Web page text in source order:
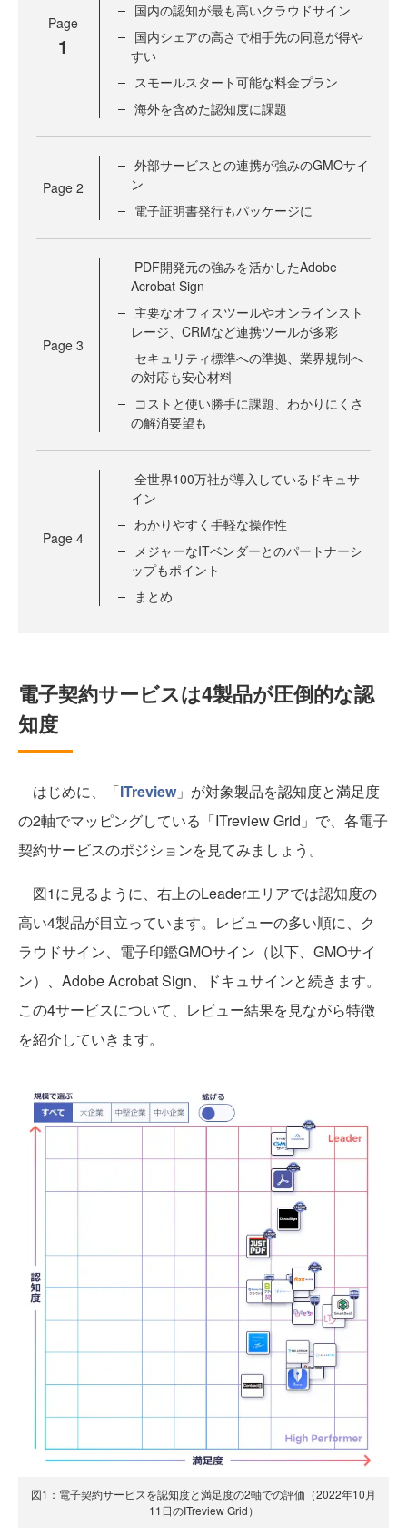
Page
1
国内の認知が最も高いクラウドサイン
国内シェアの高さで相手先の同意が得や
すい
スモールスタート可能な料金プラン
海外を含めた認知度に課題
Page 2
外部サービスとの連携が強みのGMOサイ
ン
電子証明書発行もパッケージに
Page 3
PDF開発元の強みを活かしたAdobe
Acrobat Sign
主要なオフィスツールやオンラインスト
レージ、CRMなど連携ツールが多彩
セキュリティ標準への準拠、業界規制へ
の対応も安心材料
コストと使い勝手に課題、わかりにくさ
の解消要望も
Page 4
全世界100万社が導入しているドキュサ
イン
わかりやすく手軽な操作性
メジャーなITベンダーとのパートナーシ
ップもポイント
まとめ
電子契約サービスは4製品が圧倒的な認
知度
はじめに、「ITreview 」が対象製品を認知度と満足度
の2軸でマッピングしている「ITreview Grid」で、各電子
契約サービスのポジションを見てみましょう。
図1に見るように、右上のLeaderエリアでは認知度の
高い4製品が目立っています。レビューの多い順に、ク
ラウドサイン、電子印鑑GMOサイン（以下、GMOサイ
ン）、Adobe Acrobat Sign、ドキュサインと続きます。
この4サービスについて、レビュー結果を見ながら特徴
を紹介していきます。
図1：電子契約サービスを認知度と満足度の2軸での評価（2022年10月
11日のITreview Grid）